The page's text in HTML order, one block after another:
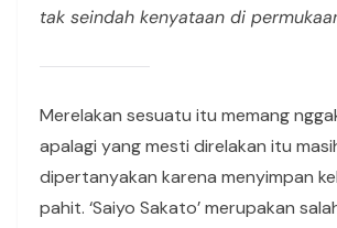
tak seindah kenyataan di
Merelakan sesuatu itu memang
apalagi yang mesti direlakan itu
dipertanyakan karena menyimpan
pahit. ‘Saiyo Sakato’ merupakan